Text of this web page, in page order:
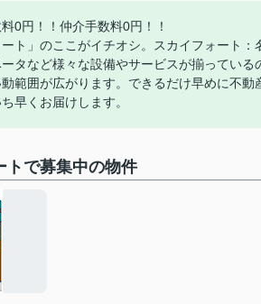
料0円！！仲介手数料0円！！
ート」のここがイチオシ。スカイフォート
タなど様々な設備やサービスが揃ってい
範囲が広がります。できるだけ早めに不
早くお届けします。
トで募集中の物件